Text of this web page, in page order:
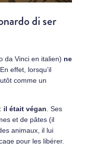
di ser
da Vinci en italien) ne
En effet, lorsqu’il
comme un
il était végan . Ses
et de pâtes (il
animaux, il lui
pour les libérer.